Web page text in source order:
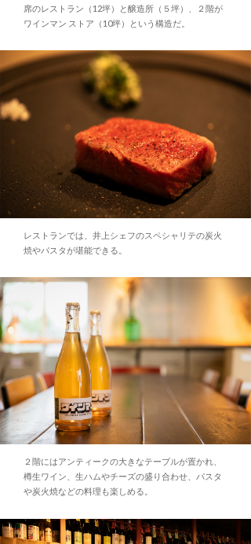
席のレストラン（12坪）と醸造所（５坪）、２階が
ワインマン ストア（10坪）という構造だ。
レストランでは、井上シェフのスペシャリテの炭火
焼やパスタが堪能できる。
２階にはアンティークの大きなテーブルが置かれ、
樽生ワイン、生ハムやチーズの盛り合わせ、パスタ
や炭火焼などの料理も楽しめる。